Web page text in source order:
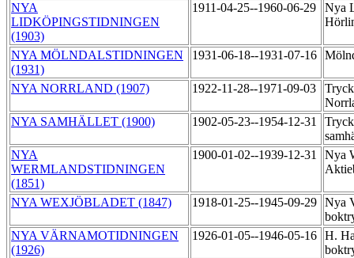
NYA
LIDKÖPINGSTIDNINGEN
(1903)
1911-04-25--1960-06-29
Nya
NYA MÖLNDALSTIDNINGEN
(1931)
1931-06-18--1931-07-16
NYA NORRLAND (1907) 1922-11-28--1971-09-03
NYA SAMHÄLLET (1900)
1902-05-23--1954-12-31
NYA
WERMLANDSTIDNINGEN
(1851)
1900-01-02--1939-12-31
Nya
NYA WEXJÖBLADET (1847) 1918-01-25--1945-09-29 Nya
NYA VÄRNAMOTIDNINGEN
(1926)
1926-01-05--1946-05-16 H.